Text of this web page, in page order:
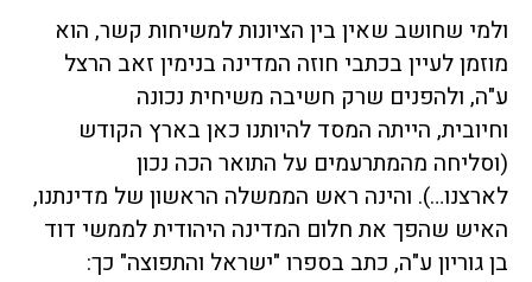
ולמי שחושב שאין בין הציונות למשיחות קשר, הוא
מוזמן לעיין בכתבי חוזה המדינה בנימין זאב הרצל
ע"ה, ולהפנים שרק חשיבה משיחית נכונה
וחיובית, הייתה המסד להיותנו כאן בארץ הקודש
(וסליחה מהמתרעמים על התואר הכה נכון
לארצנו…). והינה ראש הממשלה הראשון של מדינתנו,
האיש שהפך את חלום המדינה היהודית לממשי דוד
בן גוריון ע"ה, כתב בספרו "ישראל והתפוצה" כך: